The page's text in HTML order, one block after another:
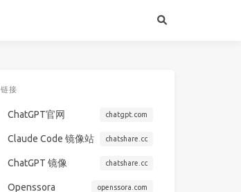
链接
ChatGPT官网 chatgpt.com
Claude Code 镜像站 chatshare.cc
ChatGPT 镜像 chatshare.cc
Openssora openssora.com